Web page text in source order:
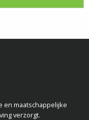
en maatschappelijke
verzorgt.